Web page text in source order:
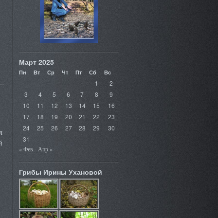
Март 2025
Пн Вт Ср Чт Пт Сб Вс
1
2
3
4 5 6 7 8
9
10
11 12 13 14 15
16
17
18 19 20 21 22
23
24
25 26 27 28 29
30
31
« Фев Апр »
Грибы Ирины Ухановой